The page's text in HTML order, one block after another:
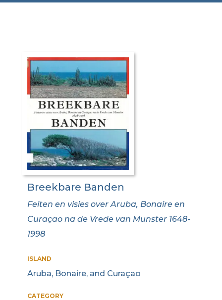
Breekbare Banden
Feiten en visies over Aruba, Bonaire en
Curaçao na de Vrede van Munster 1648-
1998
ISLAND
Aruba, Bonaire, and Curaçao
CATEGORY